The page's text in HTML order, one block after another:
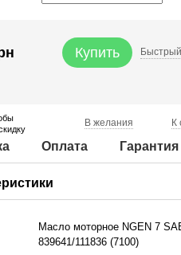
Купить Быстрый
В желания К
Оплата Гарантия
Масло моторное NGEN 7
839641/111836 (7100)